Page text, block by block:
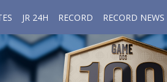
JR 24H RECORD RECORD NEWS